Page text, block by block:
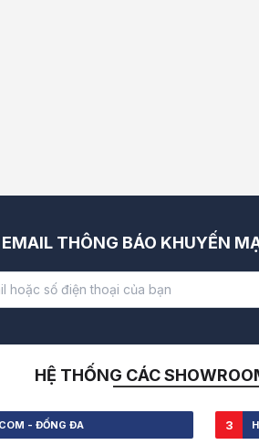
khai chương trình ưu đãi đặc biệt
hoặc cho đến khi hết voucher
trong danh sách được chỉ định.
https://www.asus.com/vn/
events/infoM/activity_football-campaign
THÔNG BÁO KHUYẾN
HỆ THỐNG CÁC
- ĐỐNG ĐA 3